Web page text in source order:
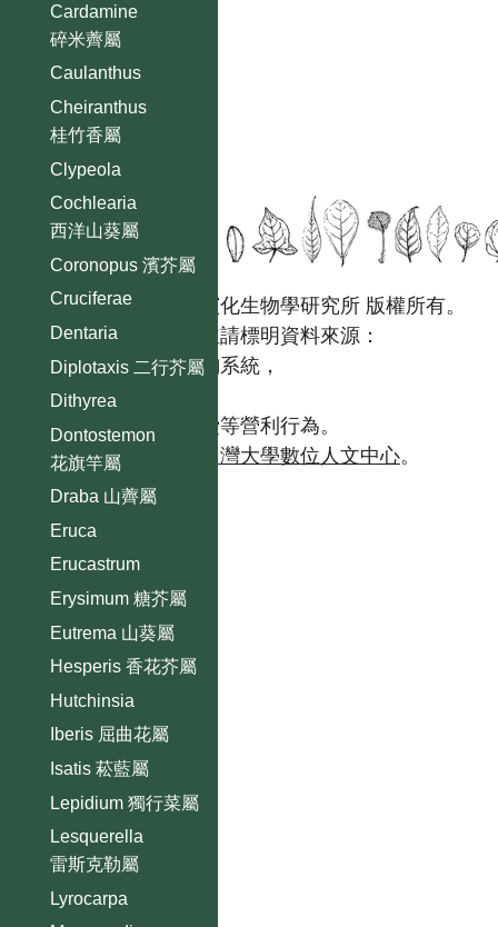
Cardamine
碎米薺屬
Caulanthus
Cheiranthus
桂竹香屬
Clypeola
Cochlearia
西洋山葵屬
Coronopus 濱芥屬
Cruciferae
Dentaria
Diplotaxis 二行芥屬
Dithyrea
Dontostemon
花旗竿屬
Draba 山薺屬
Eruca
Erucastrum
Erysimum 糖芥屬
Eutrema 山葵屬
Hesperis 香花芥屬
Hutchinsia
Iberis 屈曲花屬
Isatis 菘藍屬
Lepidium 獨行菜屬
Lesquerella
雷斯克勒屬
Lyrocarpa
國立台灣大學生態學與演化生物學研究所 版權所有。
歡迎引用本網站資料，並請標明資料來源：
【台灣植物資訊整合查詢系統，
https://tai2.ntu.edu.tw。】
且不得有收取資料查詢費等營利行為。
如需商業使用，請聯繫
台灣大學數位人文中心。